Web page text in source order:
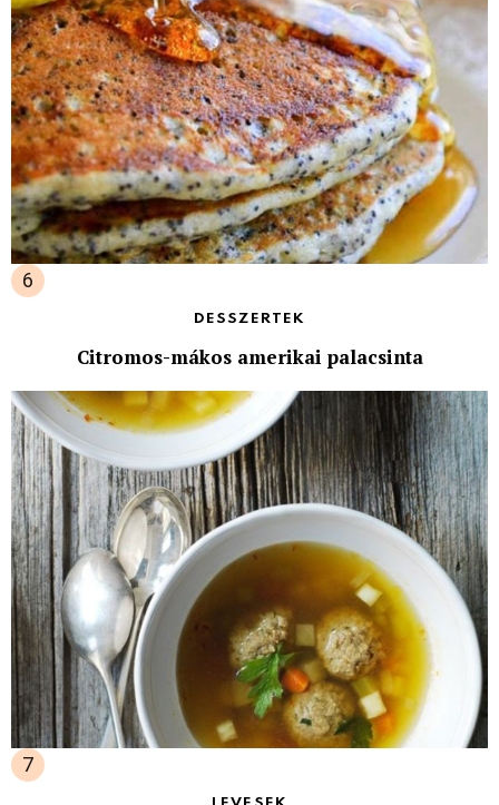
DESSZERTEK
Citromos-mákos amerikai palacsinta